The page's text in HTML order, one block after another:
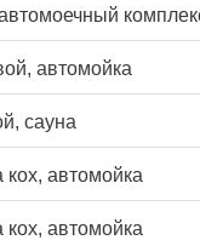
автомойка
сауна
автомойка
автомойка